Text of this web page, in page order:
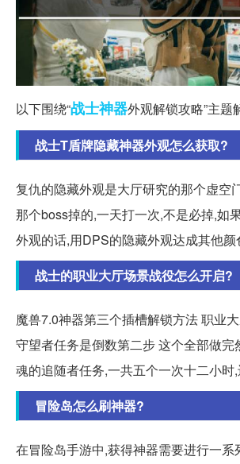
以下围绕“战士神器外观解锁攻略”主题
战士T盾牌隐藏神器外观怎么获取?
复仇的隐藏外观是大厅研究的那个虚空
那个boss掉的,一天打一次,不是必掉,如
外观的话,用DPS的隐藏外观达成其他颜
战士的职业大厅场景战役怎么开启?
魔兽7.0神器第三个插槽解锁方法 职业
守望者任务是倒数第二步 这个全部做完
魂的追随者任务,一共五个一次十二小时,
冒险岛怎么刷神器?
在冒险岛手游中,获得神器需要进行一系